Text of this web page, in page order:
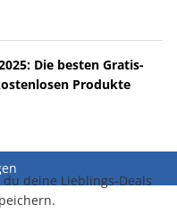
Die besten Gratis-
Produkte
deine Lieblings-Deals